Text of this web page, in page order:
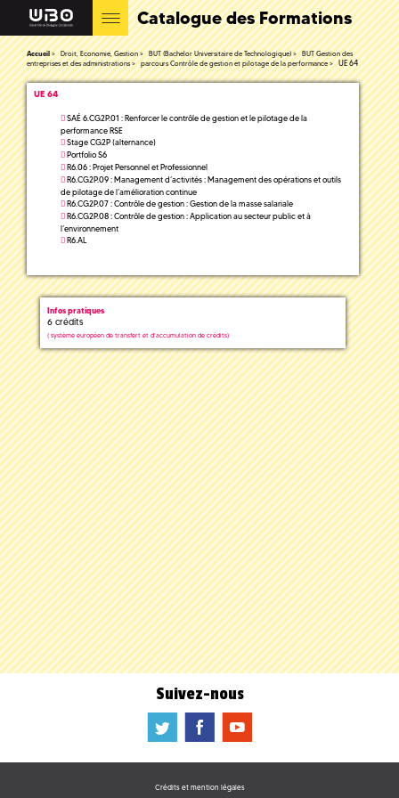
Catalogue des Formations
Accueil Droit, Economie, Gestion BUT (Bachelor Universitaire de Technologique)
BUT Gestion des
entreprises et des administrations
parcours Contrôle de gestion et pilotage de la performance UE 64
UE 64
SAÉ 6.CG2P.01 : Renforcer le contrôle de gestion et le pilotage de la
performance RSE
Stage CG2P (alternance)
Portfolio S6
R6.06 : Projet Personnel et Professionnel
R6.CG2P.09 : Management d’activités : Management des opérations et outils
de pilotage de l’amélioration continue
R6.CG2P.07 : Contrôle de gestion : Gestion de la masse salariale
R6.CG2P.08 : Contrôle de gestion : Application au secteur public et à
l’environnement
R6.AL
Infos pratiques
6 crédits
( système européen de transfert et d'accumulation de crédits)
Suivez-nous
a b f
Crédits et mention légales